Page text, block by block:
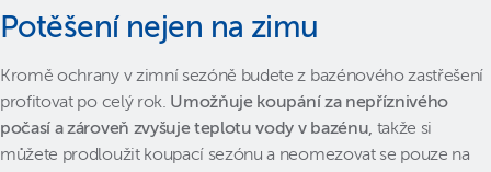
Potěšení nejen na zimu
Kromě ochrany v zimní sezóně budete z bazénového zastřešení
profitovat po celý rok. Umožňuje koupání za nepříznivého
počasí a zároveň zvyšuje teplotu vody v bazénu, takže si
můžete prodloužit koupací sezónu a neomezovat se pouze na